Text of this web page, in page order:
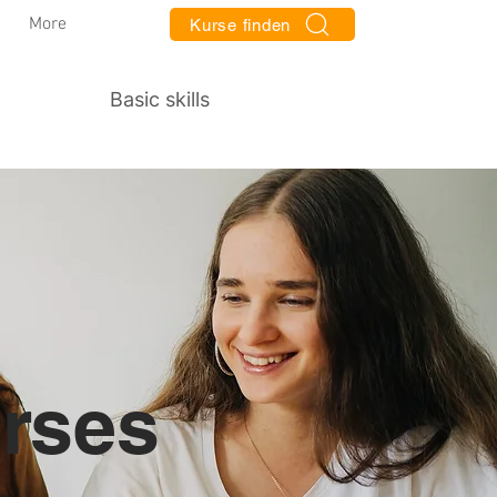
Basic skills
More Kurse finden